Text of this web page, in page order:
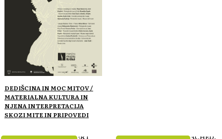
DEDIŠCINA IN MOC MITOV /
MATERIALNA KULTURA IN
NJENA INTERPRETACIJA
SKOZI MITE IN PRIPOVEDI